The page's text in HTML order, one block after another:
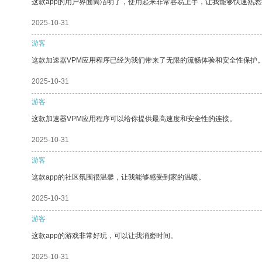
这款app的用户界面简洁明了，使用起来非常容易上手，让我能够快速熟悉
2025-10-31
游客
这款加速器VPM应用程序已经为我们带来了无限的流畅体验和安全性保护。
2025-10-31
游客
这款加速器VPM应用程序可以给你提供最高速度和安全性的连接。
2025-10-31
游客
这款app的社区氛围很温馨，让我能够感受到家的温暖。
2025-10-31
游客
这款app的游戏非常好玩，可以让我消磨时间。
2025-10-31